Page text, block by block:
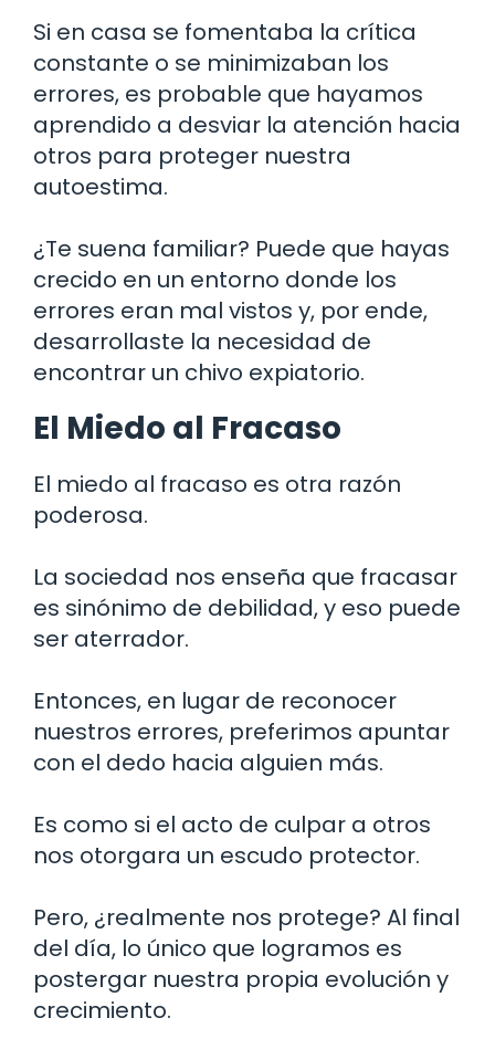
Si en casa se fomentaba la crítica
constante o se minimizaban los
errores, es probable que hayamos
aprendido a desviar la atención hacia
otros para proteger nuestra
autoestima.
¿Te suena familiar? Puede que hayas
crecido en un entorno donde los
errores eran mal vistos y, por ende,
desarrollaste la necesidad de
encontrar un chivo expiatorio.
El Miedo al Fracaso
El miedo al fracaso es otra razón
poderosa.
La sociedad nos enseña que fracasar
es sinónimo de debilidad, y eso puede
ser aterrador.
Entonces, en lugar de reconocer
nuestros errores, preferimos apuntar
con el dedo hacia alguien más.
Es como si el acto de culpar a otros
nos otorgara un escudo protector.
Pero, ¿realmente nos protege? Al final
del día, lo único que logramos es
postergar nuestra propia evolución y
crecimiento.